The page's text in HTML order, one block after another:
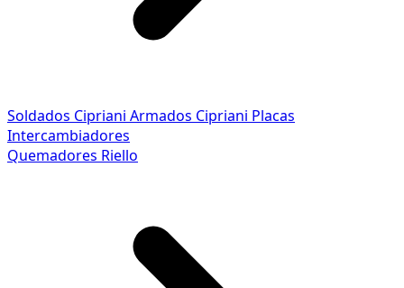
Soldados Cipriani Armados Cipriani Placas
Intercambiadores
Quemadores Riello